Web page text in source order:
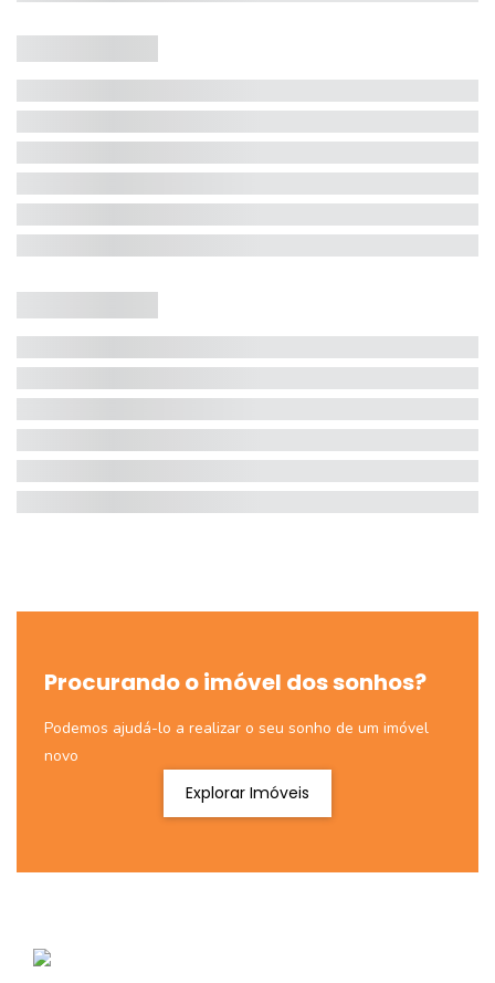
Procurando o imóvel dos sonhos?
Podemos ajudá-lo a realizar o seu sonho de um imóvel
novo
Explorar Imóveis